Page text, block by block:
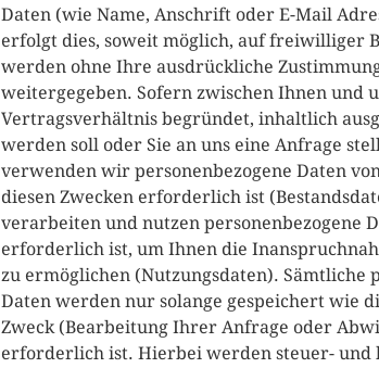
Daten (wie Name, Anschrift oder E-Mail
erfolgt dies, soweit möglich, auf freiwilliger
werden ohne Ihre ausdrückliche
weitergegeben. Sofern zwischen Ihnen und
Vertragsverhältnis begründet, inhaltlich
werden soll oder Sie an uns eine Anfrage
verwenden wir personenbezogene Daten
diesen Zwecken erforderlich ist
verarbeiten und nutzen personenbezogene
erforderlich ist, um Ihnen die
zu ermöglichen (Nutzungsdaten). Sämtliche
Daten werden nur solange gespeichert wie
Zweck (Bearbeitung Ihrer Anfrage oder
erforderlich ist. Hierbei werden steuer- und